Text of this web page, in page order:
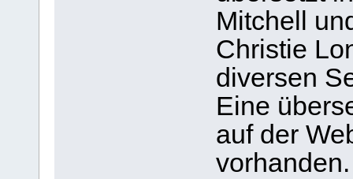
Mitchell
Christie
diversen
Eine
auf der
vorhanden.